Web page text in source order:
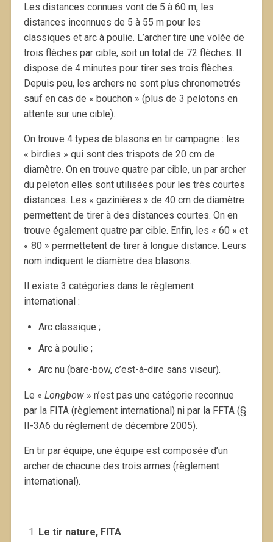
Les distances connues vont de 5 à 60 m, les
distances inconnues de 5 à 55 m pour les
classiques et arc à poulie. L’archer tire une volée de
trois flèches par cible, soit un total de 72 flèches. Il
dispose de 4 minutes pour tirer ses trois flèches.
Depuis peu, les archers ne sont plus chronometrés
sauf en cas de « bouchon » (plus de 3 pelotons en
attente sur une cible).
On trouve 4 types de blasons en tir campagne : les
« birdies » qui sont des trispots de 20 cm de
diamètre. On en trouve quatre par cible, un par archer
du peleton elles sont utilisées pour les très courtes
distances. Les « gazinières » de 40 cm de diamètre
permettent de tirer à des distances courtes. On en
trouve également quatre par cible. Enfin, les « 60 » et
« 80 » permettetent de tirer à longue distance. Leurs
nom indiquent le diamètre des blasons.
Il existe 3 catégories dans le règlement
international :
Arc classique ;
Arc à poulie ;
Arc nu (bare-bow, c’est-à-dire sans viseur).
Le « Longbow» n’est pas une catégorie reconnue
par la FITA (règlement international) ni par la FFTA (§
II-3A6 du règlement de décembre 2005).
En tir par équipe, une équipe est composée d’un
archer de chacune des trois armes (règlement
international).
Le tir nature, FITA